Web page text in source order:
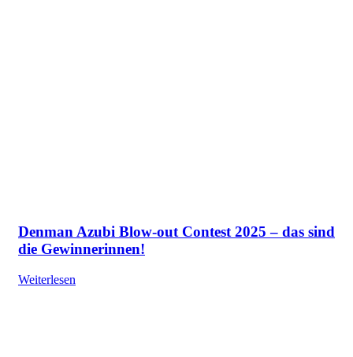
Denman Azubi Blow-out Contest 2025 – das sind
die Gewinnerinnen!
Weiterlesen